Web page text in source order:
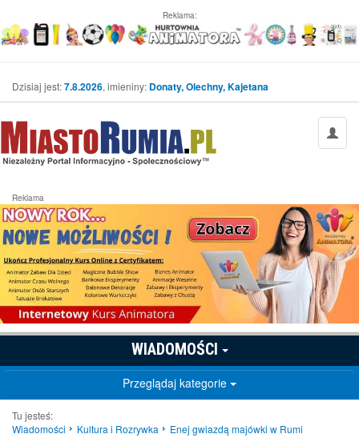
Reklama:
Dzisiaj jest:7.8.2026, imieniny: Donaty, Olechny, Kajetana
Reklama
WIADOMOŚCI
Przeglądaj kategorie
Tu jesteś:
Wiadomości
Kultura i Rozrywka Enej gwiazdą majówki w Rumi